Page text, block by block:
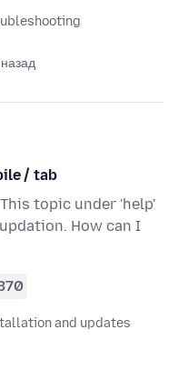
/ tab
topic under 'help'
How can I
and updates